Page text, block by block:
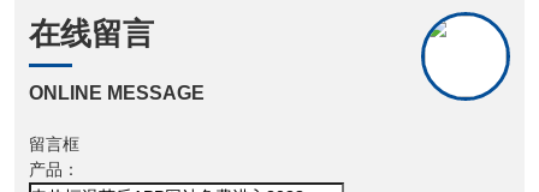
在线留言
ONLINE MESSAGE
留言框
产品：